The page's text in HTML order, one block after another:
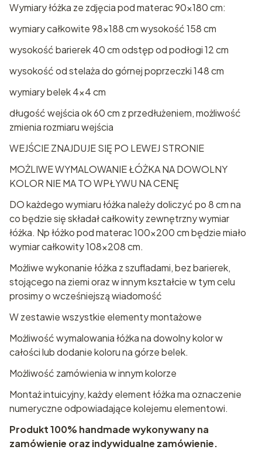
Wymiary łóżka ze zdjęcia pod materac 90x180 cm:
wymiary całkowite 98x188 cm wysokość 158 cm
wysokość barierek 40 cm odstęp od podłogi 12 cm
wysokość od stelaża do górnej poprzeczki 148 cm
wymiary belek 4x4 cm
długość wejścia ok 60 cm z przedłużeniem, możliwość
zmienia rozmiaru wejścia
WEJŚCIE ZNAJDUJE SIĘ PO LEWEJ STRONIE
MOŻLIWE WYMALOWANIE ŁÓŻKA NA DOWOLNY
KOLOR NIE MA TO WPŁYWU NA CENĘ
DO każdego wymiaru łóżka należy doliczyć po 8 cm na
co będzie się składał całkowity zewnętrzny wymiar
łóżka. Np łóżko pod materac 100x200 cm będzie miało
wymiar całkowity 108x208 cm.
Możliwe wykonanie łóżka z szufladami, bez barierek,
stojącego na ziemi oraz w innym kształcie w tym celu
prosimy o wcześniejszą wiadomość
W zestawie wszystkie elementy montażowe
Możliwość wymalowania łóżka na dowolny kolor w
całości lub dodanie koloru na górze belek.
Możliwość zamówienia w innym kolorze
Montaż intuicyjny, każdy element łóżka ma oznaczenie
numeryczne odpowiadające kolejemu elementowi.
Produkt 100% handmade wykonywany na
zamówienie oraz indywidualne zamówienie.